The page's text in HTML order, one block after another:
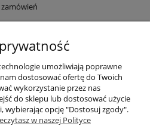
i kuponów promocyjnych
Pomoc
umożliwiają poprawne
dostosować ofertę do Twoich
wykorzystanie przez nas
do sklepu lub dostosować użycie
wybierając opcję "Dostosuj zgody".
w naszej Polityce